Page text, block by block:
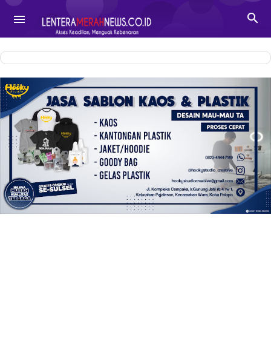
-->
 